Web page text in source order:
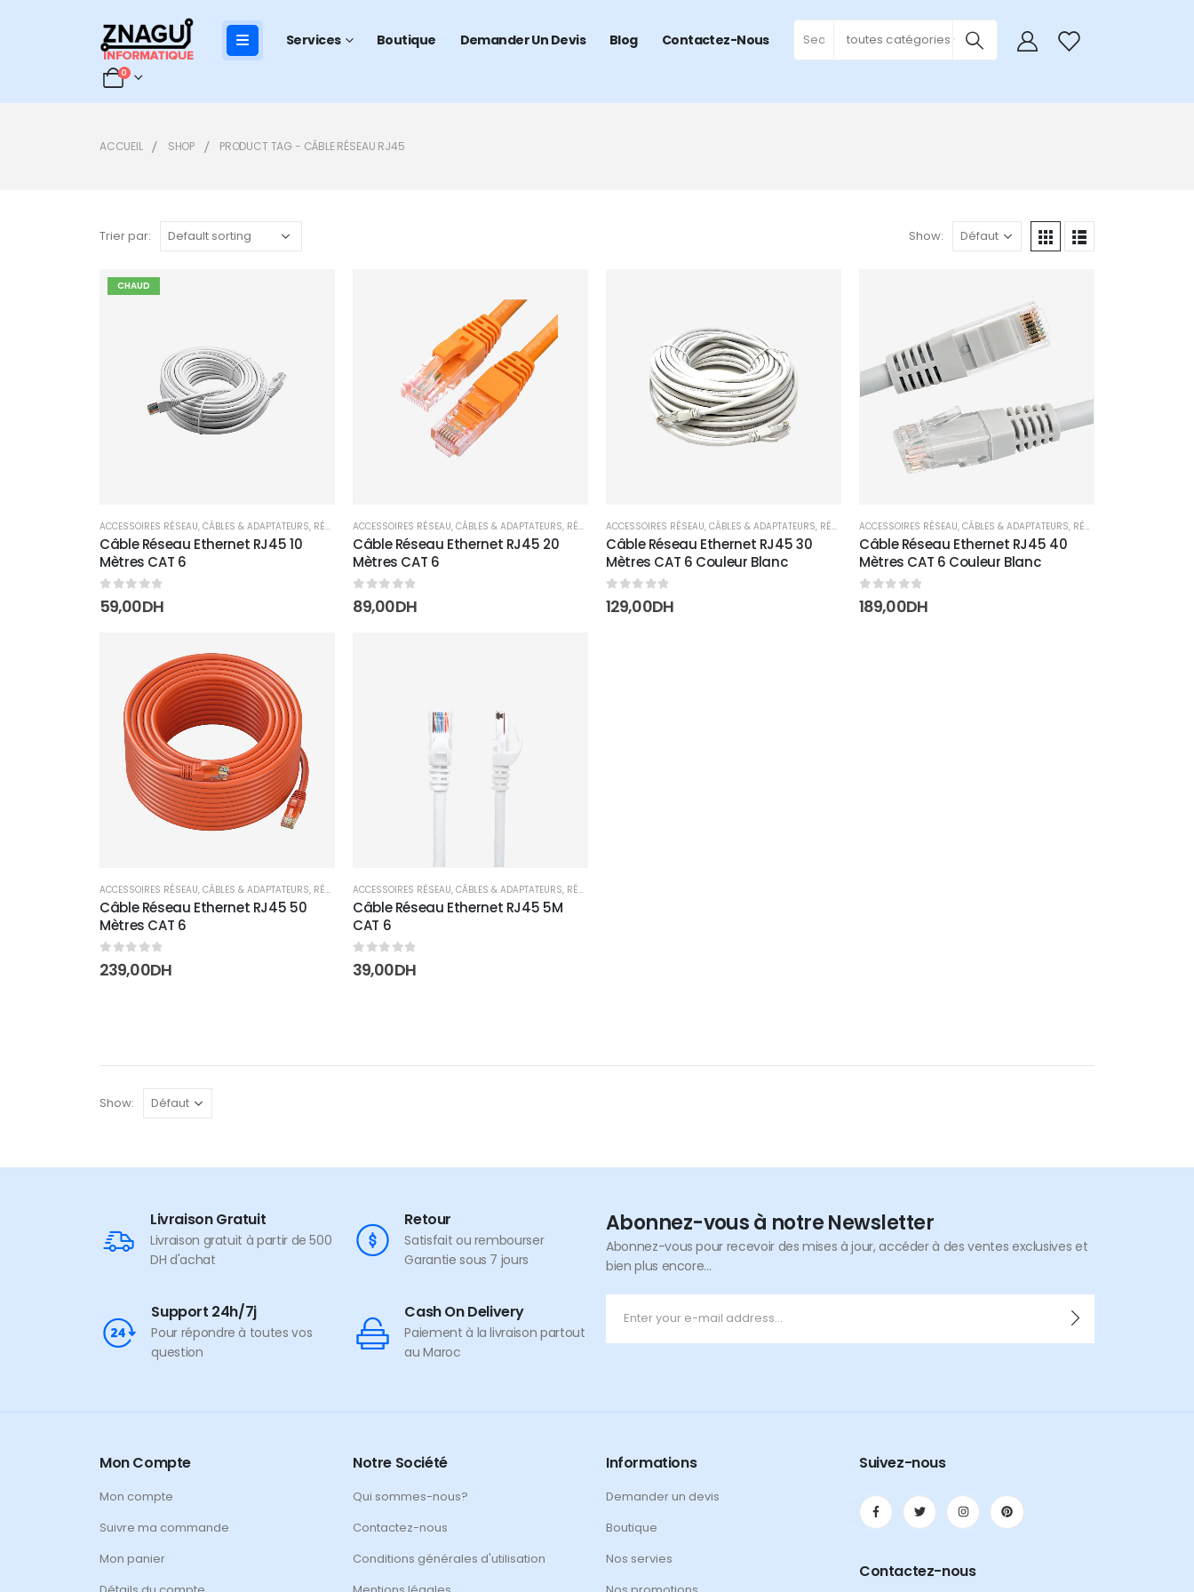
Services Boutique Demander Un Devis Blog Contactez-Nous toutes catégories 0
0
ACCUEIL SHOP PRODUCT TAG - CÂBLE RÉSEAU RJ45
Trier par: Show:
CHAUD
ACCESSOIRES RÉSEAU, CÂBLES & ADAPTATEURS, RÉSEAUX
Câble Réseau Ethernet RJ45 10
Mètres CAT 6
0sur 5
59,00DH
Add to
ACCESSOIRES RÉSEAU, CÂBLES & ADAPTATEURS, RÉSEAUX
Câble Réseau Ethernet RJ45 20
Mètres CAT 6
0sur 5
89,00DH
wishlist
ACCESSOIRES RÉSEAU, CÂBLES & ADAPTATEURS, RÉSEAUX
Câble Réseau Ethernet RJ45 30
Mètres CAT 6 Couleur Blanc
0sur 5
129,00DH
ACCESSOIRES RÉSEAU, CÂBLES & ADAPTATEURS, RÉSEAUX
Câble Réseau Ethernet RJ45 40
Mètres CAT 6 Couleur Blanc
0sur 5
189,00DH
Add to
wishlist
ACCESSOIRES RÉSEAU, CÂBLES & ADAPTATEURS, RÉSEAUX
Câble Réseau Ethernet RJ45 50
Mètres CAT 6
0sur 5
239,00DH
ACCESSOIRES RÉSEAU, CÂBLES & ADAPTATEURS, RÉSEAUX
Câble Réseau Ethernet RJ45 5M
CAT 6
0sur 5
39,00DH
Show:
Livraison Gratuit
Livraison gratuit à partir de 500
DH d'achat
Retour
Satisfait ou rembourser
Garantie sous 7 jours
Support 24h/7j
Pour répondre à toutes vos
question
Cash On Delivery
Paiement à la livraison partout
au Maroc
Abonnez-vous à notre Newsletter
Abonnez-vous pour recevoir des mises à jour, accéder à des ventes exclusives et
bien plus encore...
Mon Compte
Mon compte
Suivre ma commande
Mon panier
Notre Société
Qui sommes-nous?
Contactez-nous
Conditions générales d'utilisation
Informations
Demander un devis
Boutique
Nos servies
Suivez-nous
Contactez-nous